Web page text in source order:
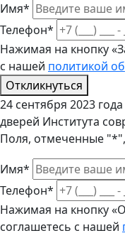
Имя*
Телефон*
Нажимая на кнопку
с нашей политикой
Откликнуться
24 сентября 2023
дверей Института
Поля, отмеченные
Имя*
Телефон*
Нажимая на кнопку
соглашетесь с нашей